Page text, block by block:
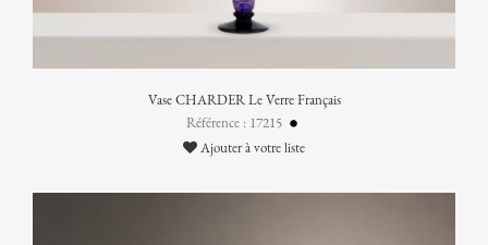
Vase CHARDER Le Verre Français
Référence : 17215
Ajouter à votre liste